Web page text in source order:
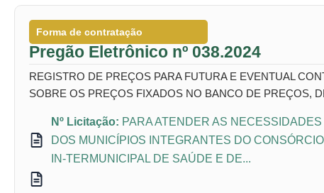
Forma de contratação
Pregão Eletrônico nº 038.2024
REGISTRO DE PREÇOS PARA FUTURA E EVENTUAL
SOBRE OS PREÇOS FIXADOS NO BANCO DE PREÇOS,
Nº Licitação: PARA ATENDER AS NECESSIDADES
DOS MUNICÍPIOS INTEGRANTES DO CONSÓRCIO
IN-TERMUNICIPAL DE SAÚDE E DE...